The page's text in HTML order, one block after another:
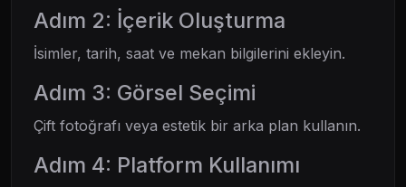
Adım 2: İçerik Oluşturma
İsimler, tarih, saat ve mekan bilgilerini ekleyin.
Adım 3: Görsel Seçimi
Çift fotoğrafı veya estetik bir arka plan kullanın.
Adım 4: Platform Kullanımı